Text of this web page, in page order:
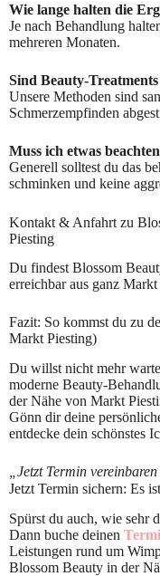
Wie lange halten die
Je nach Behandlung
mehreren Monaten.
Sind Beauty-
Unsere Methoden sind
Schmerzempfinden
Muss ich etwas
Generell solltest du das
schminken und keine
Kontakt & Anfahrt zu
Piesting
Du findest Blossom
erreichbar aus ganz
Fazit: So kommst du zu
Markt Piesting)
Du willst nicht mehr
moderne Beauty-
der Nähe von Markt
Gönn dir deine
entdecke dein schönstes
„Jetzt Termin
Jetzt Termin sichern: Es
Spürst du auch, wie sehr
Dann buche deinen
Leistungen rund um
Blossom Beauty in der